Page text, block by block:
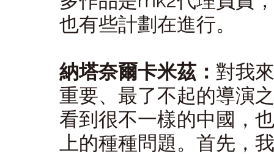
也有些計劃在進行。
納塔奈爾卡米茲： 對我
重要、最了不起的導演
看到很不一樣的中國，
上的種種問題。首先，